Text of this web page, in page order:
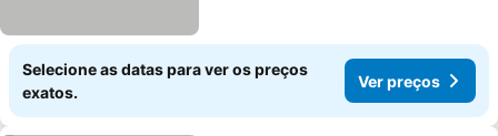
Selecione as datas para ver os preços
exatos.
Ver preços